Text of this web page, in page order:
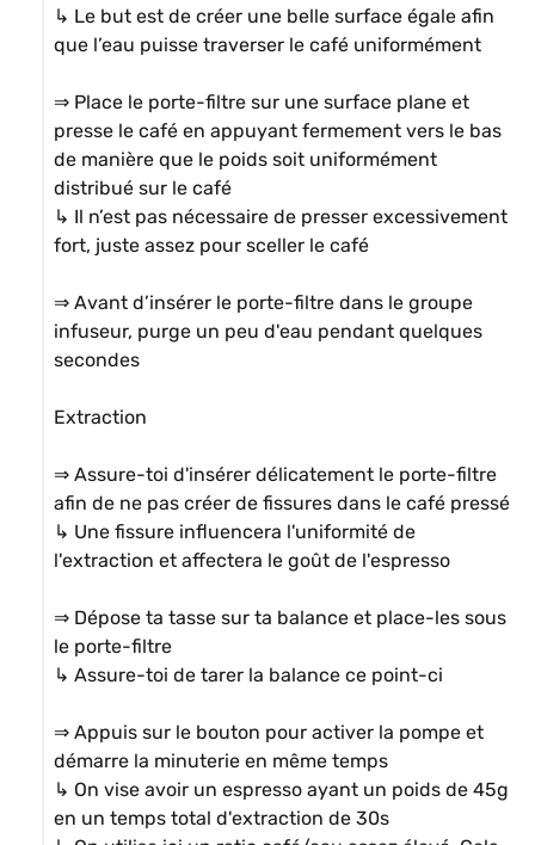
↳ Le but est de créer une belle surface égale afin
que l’eau puisse traverser le café uniformément
⇒ Place le porte-filtre sur une surface plane et
presse le café en appuyant fermement vers le bas
de manière que le poids soit uniformément
distribué sur le café
↳ Il n’est pas nécessaire de presser excessivement
fort, juste assez pour sceller le café
⇒ Avant d’insérer le porte-filtre dans le groupe
infuseur, purge un peu d'eau pendant quelques
secondes
Extraction
⇒ Assure-toi d'insérer délicatement le porte-filtre
afin de ne pas créer de fissures dans le café pressé
↳ Une fissure influencera l'uniformité de
l'extraction et affectera le goût de l'espresso
⇒ Dépose ta tasse sur ta balance et place-les sous
le porte-filtre
↳ Assure-toi de tarer la balance ce point-ci
⇒ Appuis sur le bouton pour activer la pompe et
démarre la minuterie en même temps
↳ On vise avoir un espresso ayant un poids de 45g
en un temps total d'extraction de 30s